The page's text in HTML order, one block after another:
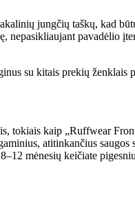
jungčių taškų, kad
pavadėlio
su kitais prekių ženklais
tokiais kaip „Ruffwear
atitinkančius
mėnesių keičiate